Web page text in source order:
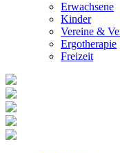
Erwachsene
Kinder
Vereine &
Ergotherapie
Freizeit